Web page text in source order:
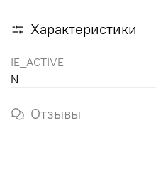
Характеристики
IE_ACTIVE
N
Отзывы